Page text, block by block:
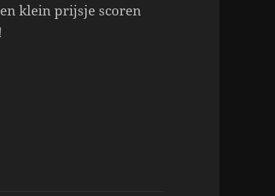
klein prijsje scoren